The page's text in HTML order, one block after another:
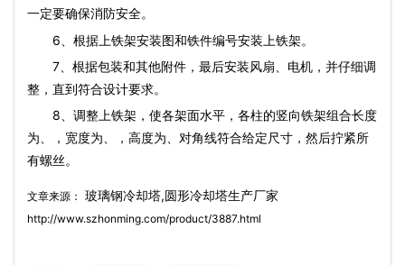
一定要确保消防安全。
6、根据上铁架安装图和铁件编号安装上铁架。
7、根据包装和其他附件，最后安装风扇 、电机，并仔细调
整，直到符合设计要求。
8、调整上铁架，使各架面水平，各柱的竖向铁架组合长度
为、，宽度为、，高度为、对角线符合给定尺寸，然后拧紧所
有螺丝。
文章来源： 玻璃钢冷却塔,圆形冷却塔生产厂家
http://www.szhonming.com/product/3887.html